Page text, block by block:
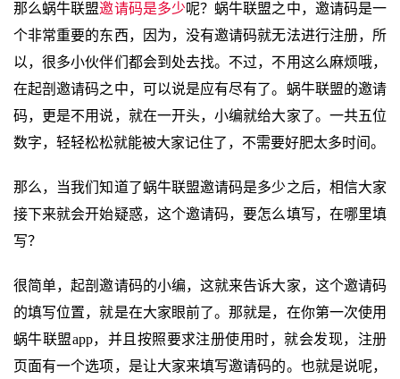
那么蜗牛联盟邀请码是多少呢？蜗牛联盟之中，邀请码是一
个非常重要的东西，因为，没有邀请码就无法进行注册，所
以，很多小伙伴们都会到处去找。不过，不用这么麻烦哦，
在起剖邀请码之中，可以说是应有尽有了。蜗牛联盟的邀请
码，更是不用说，就在一开头，小编就给大家了。一共五位
数字，轻轻松松就能被大家记住了，不需要好肥太多时间。
那么，当我们知道了蜗牛联盟邀请码是多少之后，相信大家
接下来就会开始疑惑，这个邀请码，要怎么填写，在哪里填
写？
很简单，起剖邀请码的小编，这就来告诉大家，这个邀请码
的填写位置，就是在大家眼前了。那就是，在你第一次使用
蜗牛联盟app，并且按照要求注册使用时，就会发现，注册
页面有一个选项，是让大家来填写邀请码的。也就是说呢，